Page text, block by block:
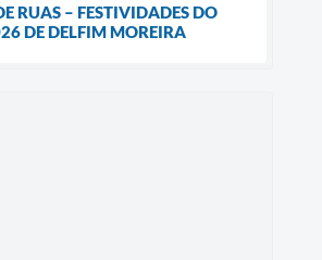
RUAS – FESTIVIDADES DO
DE DELFIM MOREIRA